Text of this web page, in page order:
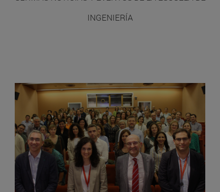
INGENIERÍA